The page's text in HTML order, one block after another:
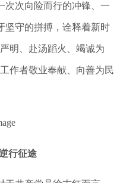
次次向险而行的冲锋、一
坚守的拼搏，诠释着新时
明、赴汤蹈火、竭诚为
作者敬业奉献、向善为民
行征途